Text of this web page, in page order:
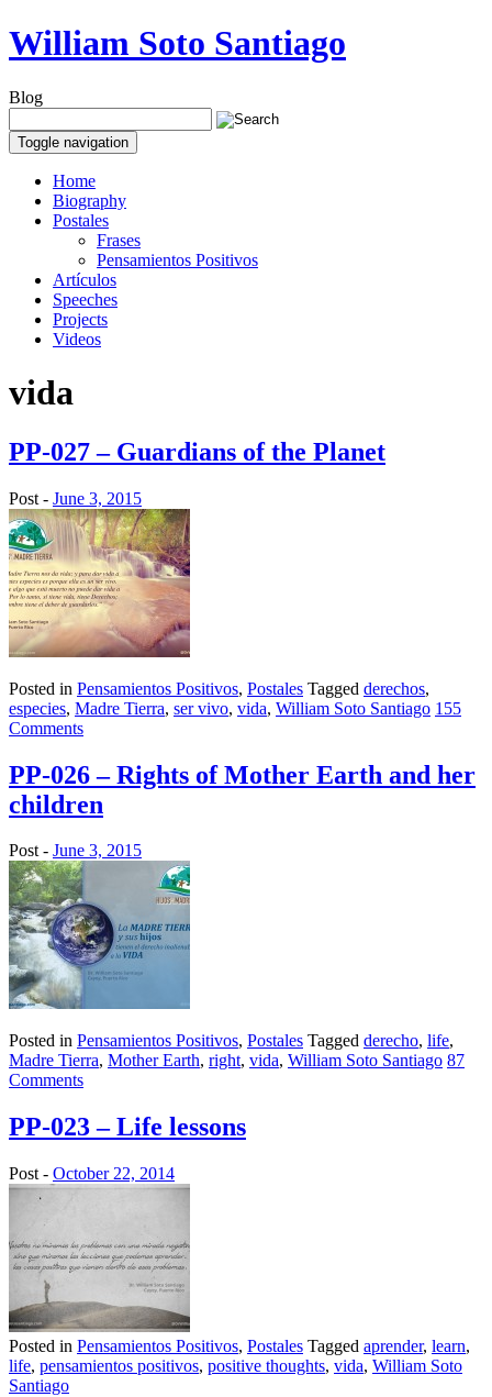
William Soto Santiago
Blog
Toggle navigation
Home
Biography
Postales
Frases
Pensamientos Positivos
Artículos
Speeches
Projects
Videos
vida
PP-027 – Guardians of the Planet
Post - June 3, 2015
Posted in Pensamientos Positivos, Postales Tagged derechos,
especies, Madre Tierra, ser vivo, vida, William Soto Santiago 155
Comments
PP-026 – Rights of Mother Earth and her
children
Post - June 3, 2015
Posted in Pensamientos Positivos, Postales Tagged derecho, life,
Madre Tierra, Mother Earth, right, vida, William Soto Santiago 87
Comments
PP-023 – Life lessons
Post - October 22, 2014
Posted in Pensamientos Positivos, Postales Tagged aprender, learn,
life, pensamientos positivos, positive thoughts, vida, William Soto
Santiago